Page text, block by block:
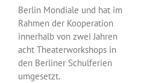
Berlin Mondiale und hat im
Rahmen der Kooperation
innerhalb von zwei Jahren
acht Theaterworkshops in
den Berliner Schulferien
umgesetzt.